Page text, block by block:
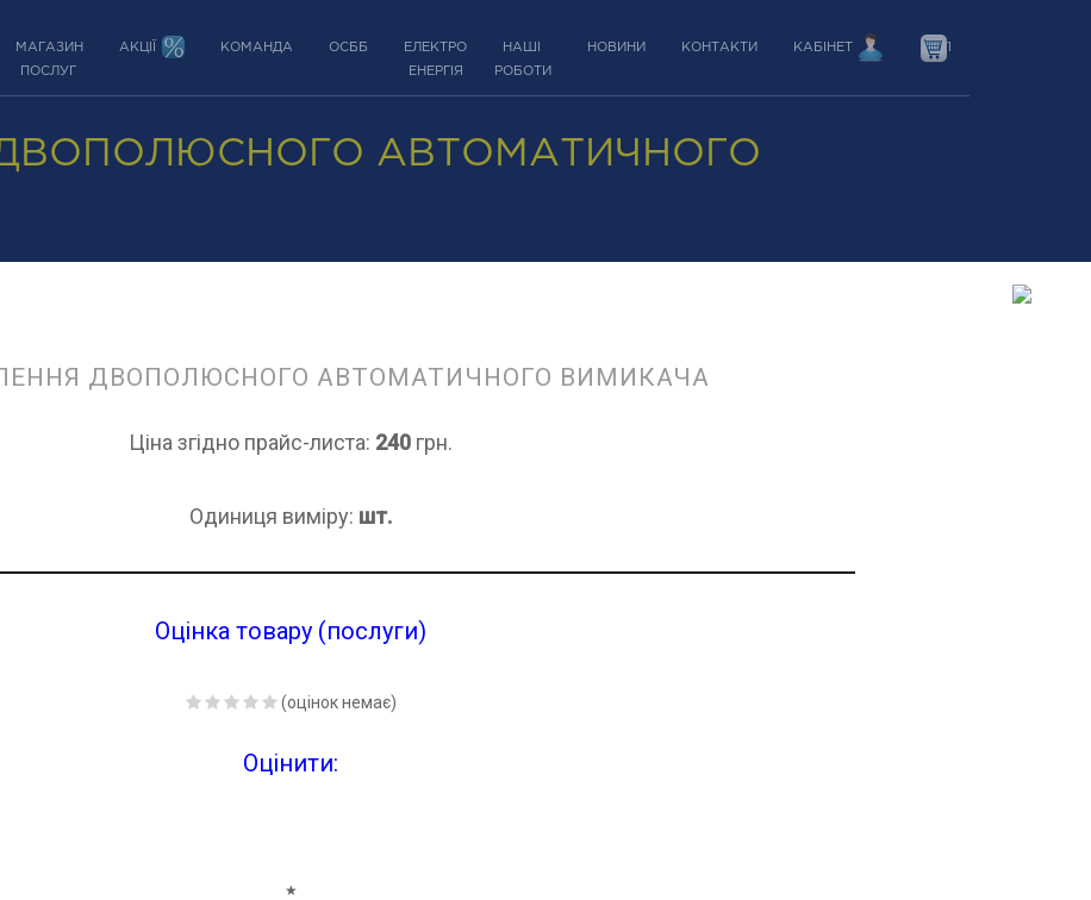
МАГАЗИН
ПОСЛУГ
АКЦІЇ КОМАНДА ОСББ
ЕЛЕКТРО
ЕНЕРГІЯ
НАШІ
РОБОТИ
НОВИНИ КОНТАКТИ КАБІНЕТ 1
АВТОМАТИЧНОГО
ДВОПОЛЮСНОГО АВТОМАТИЧНОГО ВИМИКАЧА
Ціна згідно прайс-листа: 240 грн.
Одиниця виміру: шт.
Оцінка товару (послуги)
(оцінок немає)
Оцінити:
★